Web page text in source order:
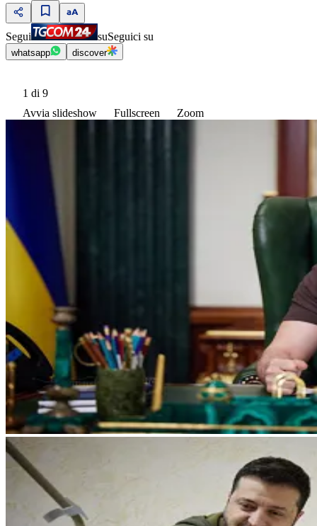
Segui suSeguici su
whatsapp discover
1 di 9
Avvia slideshow
Fullscreen Zoom